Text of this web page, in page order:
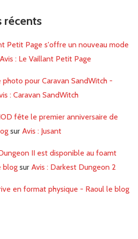
récents
Petit Page s'offre un nouveau mode
Avis : Le Vaillant Petit Page
photo pour Caravan SandWitch -
: Caravan SandWitch
fête le premier anniversaire de
sur Avis : Jusant
II est disponible au foamt
blog sur Avis : Darkest Dungeon 2
en format physique - Raoul le blog